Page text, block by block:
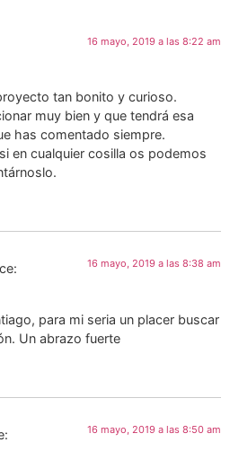
16 mayo, 2019 a las 8:22 am
tan bonito y curioso.
muy bien y que tendrá esa
has comentado siempre.
en cualquier cosilla os podemos
16 mayo, 2019 a las 8:38 am
para mi seria un placer buscar
Un abrazo fuerte
16 mayo, 2019 a las 8:50 am